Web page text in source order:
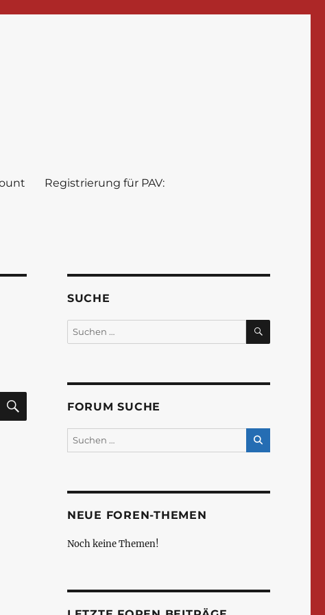
Registrierung für PAV:
SUCHEN
SUCHE
Suchen
nach:
SUCHEN
FORUM SUCHE
NEUE FOREN-THEMEN
Noch keine Themen!